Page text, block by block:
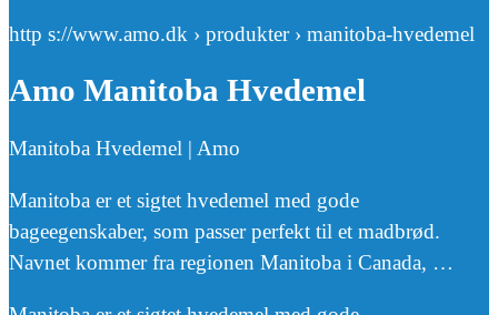
http s://www.amo.dk › produkter › manitoba-hvedemel
Amo Manitoba Hvedemel
Manitoba Hvedemel | Amo
Manitoba er et sigtet hvedemel med gode
bageegenskaber, som passer perfekt til et madbrød.
Navnet kommer fra regionen Manitoba i Canada, …